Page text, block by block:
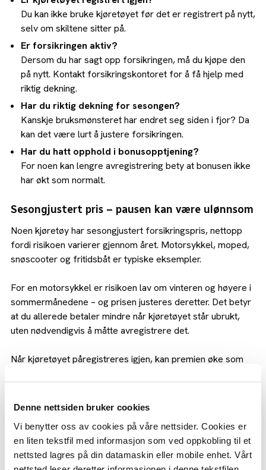
Denne nettsiden bruker cookies
Vi benytter oss av cookies på våre nettsider. Cookies er
en liten tekstfil med informasjon som ved oppkobling til et
nettsted lagres på din datamaskin eller mobile enhet. Vårt
Du kan ikke bruke kjøretøyet før det er registrert på nytt,
selv om skiltene sitter på.
Er forsikringen aktiv?
Dersom du har sagt opp forsikringen, må du kjøpe den
på nytt. Kontakt forsikringskontoret for å få hjelp med
riktig dekning.
Har du riktig dekning for sesongen?
Kanskje bruksmønsteret har endret seg siden i fjor? Da
kan det være lurt å justere forsikringen.
Har du hatt opphold i bonusopptjening?
For noen kan lengre avregistrering bety at bonusen ikke
har økt som normalt.
Sesongjustert pris – pausen kan være ulønnsom
Noen kjøretøy har sesongjustert forsikringspris, nettopp
fordi risikoen varierer gjennom året. Motorsykkel, moped,
snøscooter og fritidsbåt er typiske eksempler.
For en motorsykkel er risikoen lav om vinteren og høyere i
sommermånedene – og prisen justeres deretter. Det betyr
at du allerede betaler mindre når kjøretøyet står ubrukt,
uten nødvendigvis å måtte avregistrere det.
Når kjøretøyet påregistreres igjen, kan premien øke som
enn mange tror, og i noen tilfeller kan hyppige endringer
påvirke pris eller vilkår over tid.